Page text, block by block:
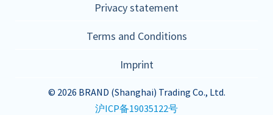
Privacy statement
Terms and Conditions
Imprint
© 2026 BRAND (Shanghai) Trading Co., Ltd.
沪ICP备19035122号